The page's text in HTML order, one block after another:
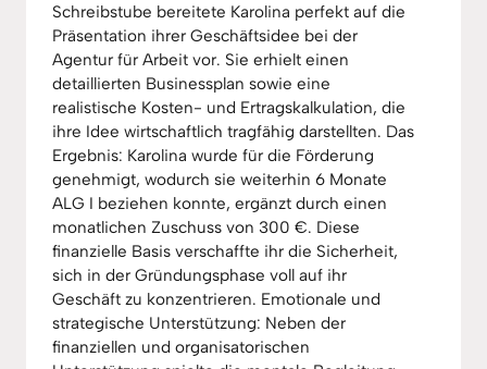
Schreibstube bereitete Karolina perfekt auf die
Präsentation ihrer Geschäftsidee bei der
Agentur für Arbeit vor. Sie erhielt einen
detaillierten Businessplan sowie eine
realistische Kosten- und Ertragskalkulation, die
ihre Idee wirtschaftlich tragfähig darstellten. Das
Ergebnis: Karolina wurde für die Förderung
genehmigt, wodurch sie weiterhin 6 Monate
ALG I beziehen konnte, ergänzt durch einen
monatlichen Zuschuss von 300 €. Diese
finanzielle Basis verschaffte ihr die Sicherheit,
sich in der Gründungsphase voll auf ihr
Geschäft zu konzentrieren. Emotionale und
strategische Unterstützung: Neben der
finanziellen und organisatorischen